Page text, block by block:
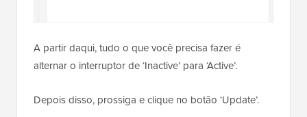
A partir daqui, tudo o que você precisa fazer é
alternar o interruptor de ‘Inactive’ para ‘Active’.
Depois disso, prossiga e clique no botão ‘Update’.